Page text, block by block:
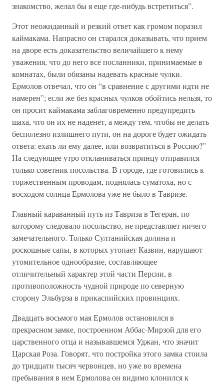
знакомство, желал бы я еще где-нибудь встретиться”.
Этот неожиданный и резкий ответ как громом поразил
каймакама. Напрасно он старался доказывать, что прием
на дворе есть доказательство величайшего к нему
уважения, что до него все посланники, принимаемые в
комнатах, были обязаны надевать красные чулки.
Ермолов отвечал, что он “в сравнение с другими идти не
намерен”; если же без красных чулков обойтись нельзя, то
он просит каймакама заблаговременно предупредить
шаха, что он их не наденет, а между тем, чтобы не делать
бесполезно излишнего пути, он на дороге будет ожидать
ответа: ехать ли ему далее, или возвратиться в Россию?”
На следующее утро откланиваться принцу отправился
только советник посольства. В городе, где готовились к
торжественным проводам, поднялась суматоха, но с
восходом солнца Ермолова уже не было в Тавризе.
Главный караванный путь из Тавриза в Тегеран, по
которому следовало посольство, не представляет ничего
замечательного. Только Султанийская долина и
роскошные сапы, в которых утопает Казвин, нарушают
утомительное однообразие, составляющее
отличительный характер этой части Персии, в
противоположность чудной природе по северную
сторону Эльбурза в прикаспийских провинциях.
Двадцать восьмого мая Ермолов остановился в
прекрасном замке, построенном Аббас-Мирзой для его
царственного отца и называвшемся Уджан, что значит
Царская Роза. Говорят, что постройка этого замка стоила
до тридцати тысяч червонцев, но уже во времена
пребывания в нем Ермолова он видимо клонился к